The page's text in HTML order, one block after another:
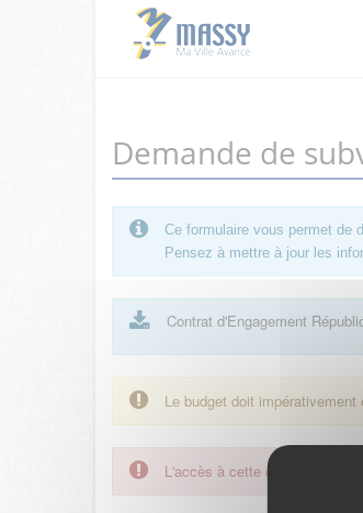
Demande de
Ce formulaire vous permet de
Pensez à mettre à jour les
Contrat d'Engagement
Le budget doit impérativement
L'accès à cette démarche ne